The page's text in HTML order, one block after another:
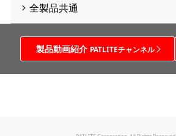
全製品共通
製品動画紹介 PATLITEチャンネル